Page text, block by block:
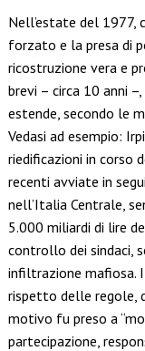
Nell’estate del 1977,
forzato e la presa di
ricostruzione vera e
brevi – circa 10 anni
estende, secondo le
Vedasi ad esempio:
riedificazioni in corso
recenti avviate in
nell’Italia Centrale,
5.000 miliardi di lire
controllo dei sindaci,
infiltrazione mafiosa.
rispetto delle regole,
motivo fu preso a
partecipazione,